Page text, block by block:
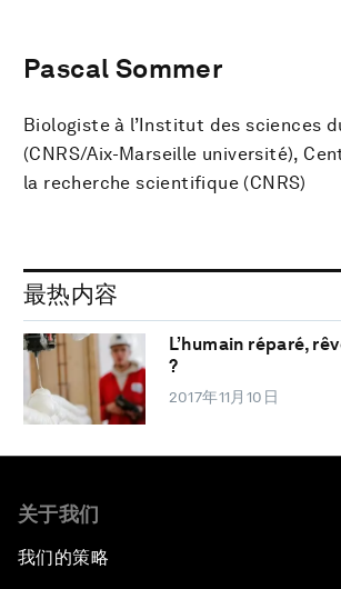
Pascal Sommer
Biologiste à l’Institut des sciences
(CNRS/Aix-Marseille université),
la recherche scientifique (CNRS)
最热内容
L’humain réparé,
?
2017年11月10日
关于我们
我们的策略